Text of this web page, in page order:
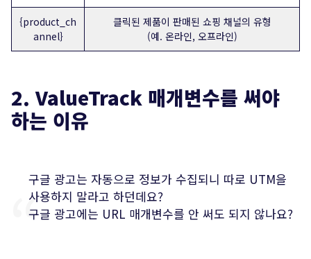
{product_ch
annel}
클릭된 제품이 판매된 쇼핑 채널의 유형
(예. 온라인, 오프라인)
2. ValueTrack 매개변수를 써야
하는 이유
구글 광고는 자동으로 정보가 수집되니 따로 UTM을
사용하지 말라고 하던데요?
구글 광고에는 URL 매개변수를 안 써도 되지 않나요?